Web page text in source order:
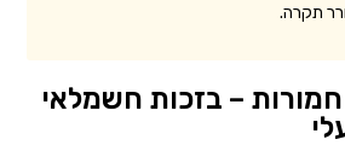
תקרה.
– בזכות חשמלאי